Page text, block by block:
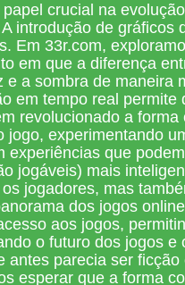
crucial na
introdução de
Em 33r.com,
em que a diferença
a sombra de
em tempo real
revolucionado a
experimentando
que
jogáveis) mais
jogadores, mas
dos jogos
aos jogos,
o futuro dos jogos
parecia ser
esperar que a forma